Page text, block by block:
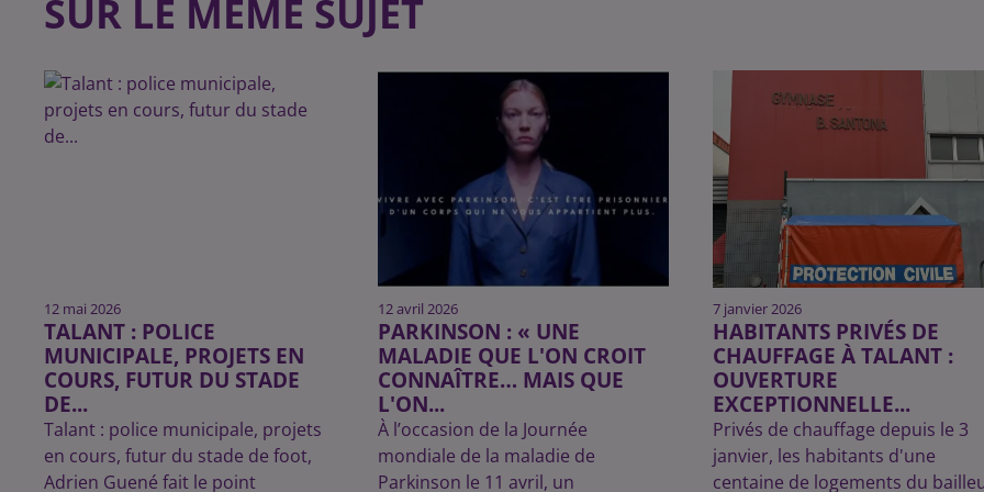
SUR LE MÊME SUJET
12 mai 2026
TALANT : POLICE
MUNICIPALE, PROJETS EN
COURS, FUTUR DU STADE
DE...
Talant : police municipale, projets
en cours, futur du stade de foot,
Adrien Guené fait le point
12 avril 2026
PARKINSON : « UNE
MALADIE QUE L'ON CROIT
CONNAÎTRE… MAIS QUE
L'ON...
À l’occasion de la Journée
mondiale de la maladie de
Parkinson le 11 avril, un
7 janvier 2026
HABITANTS PRIVÉS DE
CHAUFFAGE À TALANT :
OUVERTURE
EXCEPTIONNELLE...
Privés de chauffage depuis le 3
janvier, les habitants d'une
centaine de logements du